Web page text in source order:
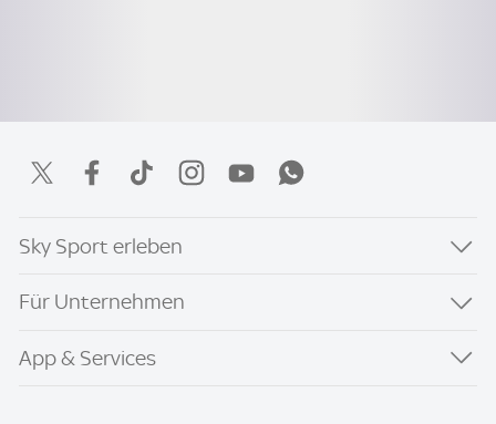
Sky Sport erleben
Für Unternehmen
App & Services